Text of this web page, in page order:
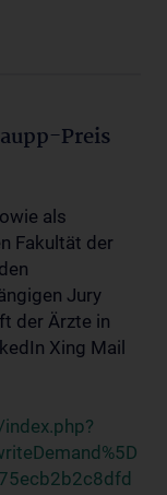
Preis
als
Fakultät der
Jury
der Ärzte in
Xing Mail